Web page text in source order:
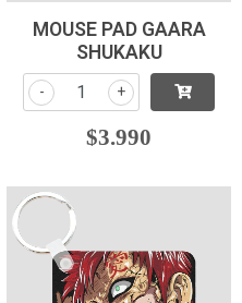
MOUSE PAD GAARA
SHUKAKU
+
-
$3.990